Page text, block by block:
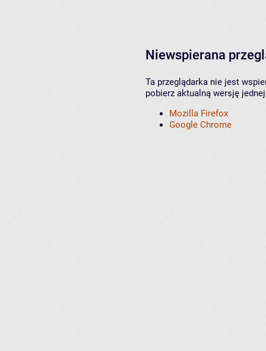
Niewspierana
Ta przeglądarka nie jest
pobierz aktualną wersję
Mozilla Firefox
Google Chrome